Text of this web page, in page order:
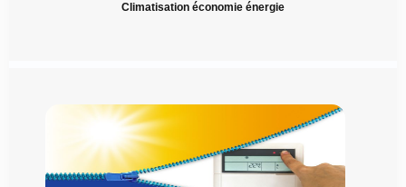
Climatisation économie énergie